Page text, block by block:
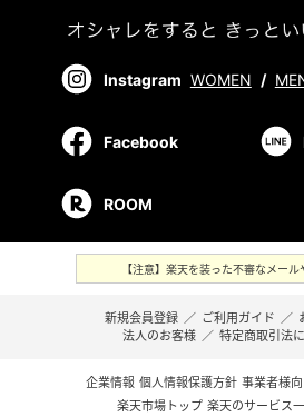
Instagram WOMEN /
Facebook
ROOM
【注意】楽天を装った不審なメール
新規会員登録 ／ ご利用ガイド ／
法人のお客様 ／ 特定商取引法
企業情報 個人情報保護方針 事業者様
楽天市場トップ 楽天のサービス